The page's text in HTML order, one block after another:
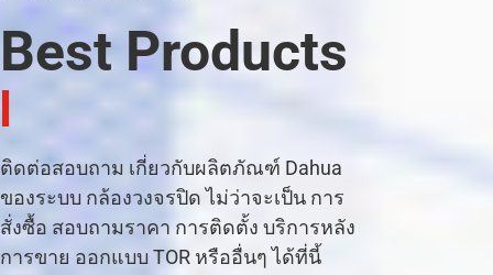
Best Products
C C TV
ติดต่อสอบถาม เกี่ยวกับผลิตภัณฑ์ Dahua
ของระบบ กล้องวงจรปิด ไม่ว่าจะเป็น การ
สั่งซื้อ สอบถามราคา การติดตั้ง บริการหลัง
การขาย ออกแบบ TOR หรืออื่นๆ ได้ที่นี้